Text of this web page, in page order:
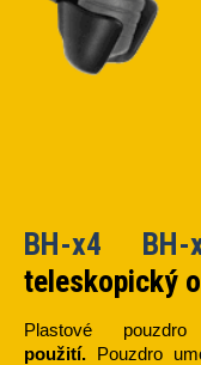
BH-x4
teleskopický
Plastové
použití. Pouzdro